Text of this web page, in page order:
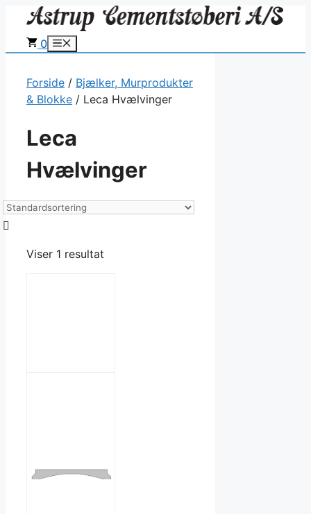
indhold0 Menu
Forside / Bjælker, Murprodukter
& Blokke / Leca Hvælvinger
Leca
Hvælvinger
Viser 1 resultat